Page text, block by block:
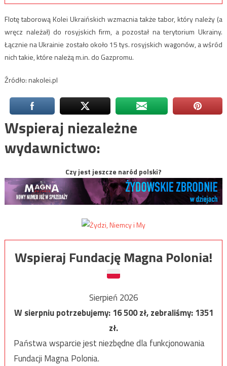
Flotę taborową Kolei Ukraińskich wzmacnia także tabor, który należy (a
wręcz należał) do rosyjskich firm, a pozostał na terytorium Ukrainy.
Łącznie na Ukrainie zostało około 15 tys. rosyjskich wagonów, a wśród
nich takie, które należą m.in. do Gazpromu.
Źródło: nakolei.pl
Wspieraj niezależne
wydawnictwo:
Czy jest jeszcze naród polski?
Wspieraj Fundację Magna Polonia!
Sierpień 2026
W sierpniu potrzebujemy:16 500zł, zebraliśmy:1351
zł.
Państwa wsparcie jest niezbędne dla funkcjonowania
Fundacji Magna Polonia.